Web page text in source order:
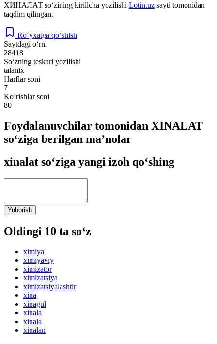
ХИНАЛАТ so‘zining kirillcha yozilishi Lotin.uz sayti tomonidan
taqdim qilingan.
Ro‘yxatga qo‘shish
Saytdagi o‘rni
28418
So‘zning teskari yozilishi
talanix
Harflar soni
7
Ko‘rishlar soni
80
Foydalanuvchilar tomonidan XINALAT
so‘ziga berilgan ma’nolar
xinalat so‘ziga yangi izoh qo‘shing
Yuborish
Oldingi 10 ta so‘z
ximiya
ximiyaviy
ximizator
ximizatsiya
ximizatsiyalashtir
xina
xinagul
xinala
xinala
xinalan